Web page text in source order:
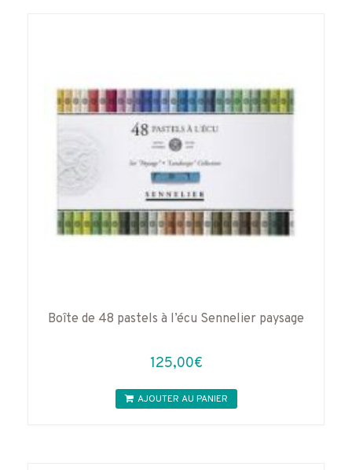
Boîte de 48 pastels à l’écu Sennelier paysage
125,00€
AJOUTER AU PANIER